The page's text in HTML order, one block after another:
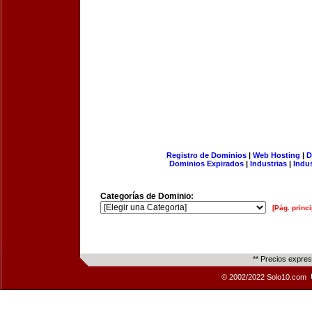
Registro de Dominios| Web Hosting |
Dominios Expirados | Industrias |
Categorías de Dominio:
[Pág.
** Precios
© 2002/2022 Solo10.com